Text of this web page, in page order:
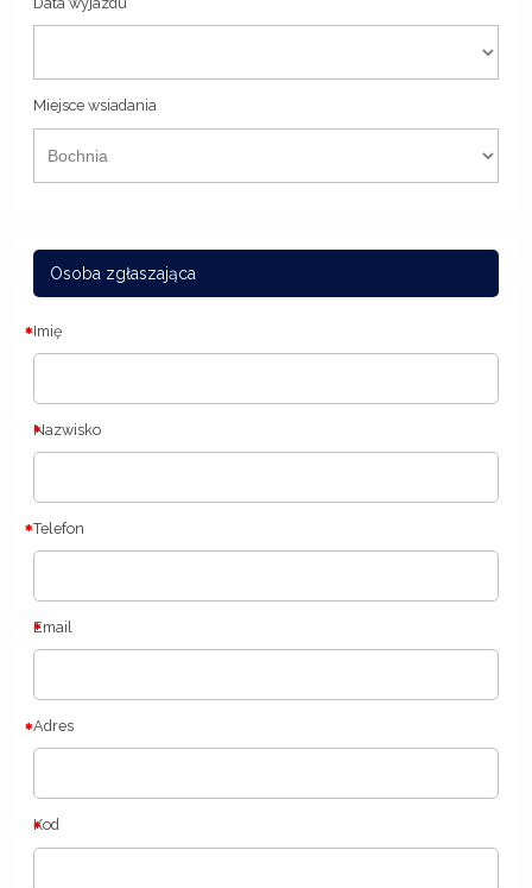
Miejsce wsiadania
Osoba zgłaszająca
Imię
Nazwisko
Telefon
Email
Adres
Kod